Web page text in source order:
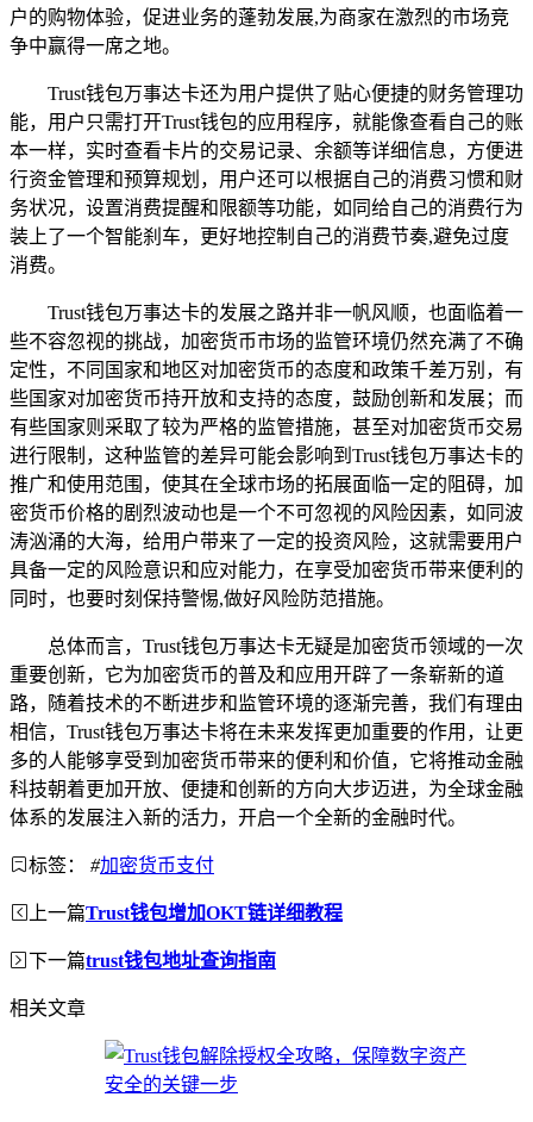
户的购物体验，促进业务的蓬勃发展,为商家在激烈的市场竞
争中赢得一席之地。
Trust钱包万事达卡还为用户提供了贴心便捷的财务管理功
能，用户只需打开Trust钱包的应用程序，就能像查看自己的账
本一样，实时查看卡片的交易记录、余额等详细信息，方便进
行资金管理和预算规划，用户还可以根据自己的消费习惯和财
务状况，设置消费提醒和限额等功能，如同给自己的消费行为
装上了一个智能刹车，更好地控制自己的消费节奏,避免过度
消费。
Trust钱包万事达卡的发展之路并非一帆风顺，也面临着一
些不容忽视的挑战，加密货币市场的监管环境仍然充满了不确
定性，不同国家和地区对加密货币的态度和政策千差万别，有
些国家对加密货币持开放和支持的态度，鼓励创新和发展；而
有些国家则采取了较为严格的监管措施，甚至对加密货币交易
进行限制，这种监管的差异可能会影响到Trust钱包万事达卡的
推广和使用范围，使其在全球市场的拓展面临一定的阻碍，加
密货币价格的剧烈波动也是一个不可忽视的风险因素，如同波
涛汹涌的大海，给用户带来了一定的投资风险，这就需要用户
具备一定的风险意识和应对能力，在享受加密货币带来便利的
同时，也要时刻保持警惕,做好风险防范措施。
总体而言，Trust钱包万事达卡无疑是加密货币领域的一次
重要创新，它为加密货币的普及和应用开辟了一条崭新的道
路，随着技术的不断进步和监管环境的逐渐完善，我们有理由
相信，Trust钱包万事达卡将在未来发挥更加重要的作用，让更
多的人能够享受到加密货币带来的便利和价值，它将推动金融
科技朝着更加开放、便捷和创新的方向大步迈进，为全球金融
体系的发展注入新的活力，开启一个全新的金融时代。
标签： #加密货币支付
上一篇Trust钱包增加OKT链详细教程
下一篇trust钱包地址查询指南
相关文章